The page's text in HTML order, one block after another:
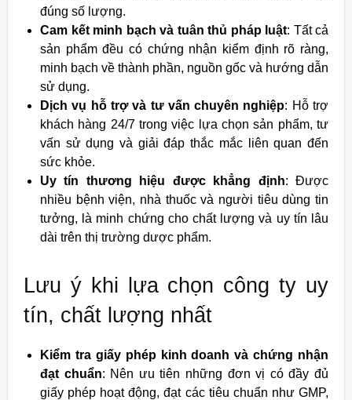
đúng số lượng.
Cam kết minh bạch và tuân thủ pháp luật: Tất cả
sản phẩm đều có chứng nhận kiểm định rõ ràng,
minh bạch về thành phần, nguồn gốc và hướng dẫn
sử dụng.
Dịch vụ hỗ trợ và tư vấn chuyên nghiệp: Hỗ trợ
khách hàng 24/7 trong việc lựa chọn sản phẩm, tư
vấn sử dụng và giải đáp thắc mắc liên quan đến
sức khỏe.
Uy tín thương hiệu được khẳng định: Được
nhiều bệnh viện, nhà thuốc và người tiêu dùng tin
tưởng, là minh chứng cho chất lượng và uy tín lâu
dài trên thị trường dược phẩm.
Lưu ý khi lựa chọn công ty uy
tín, chất lượng nhất
Kiểm tra giấy phép kinh doanh và chứng nhận
đạt chuẩn: Nên ưu tiên những đơn vị có đầy đủ
giấy phép hoạt động, đạt các tiêu chuẩn như GMP,